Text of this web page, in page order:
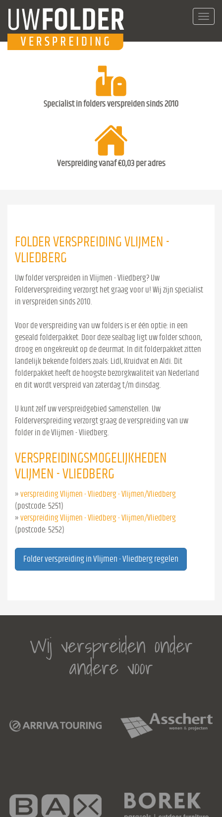
Specialist in folders verspreiden sinds 2010
Verspreiding vanaf €0,03 per adres
FOLDER VERSPREIDING VLIJMEN -
VLIEDBERG
Uw folder verspreiden in Vlijmen - Vliedberg? Uw
Folderverspreiding verzorgt het graag voor u! Wij zijn specialist
in verspreiden sinds 2010.
Voor de verspreiding van uw folders is er één optie: in een
geseald folderpakket. Door deze sealbag ligt uw folder schoon,
droog en ongekreukt op de deurmat. In dit folderpakket zitten
landelijk bekende folders zoals: Lidl, Kruidvat en Aldi. Dit
folderpakket heeft de hoogste bezorgkwaliteit van Nederland
en dit wordt verspreid van zaterdag t/m dinsdag.
U kunt zelf uw verspreidgebied samenstellen. Uw
Folderverspreiding verzorgt graag de verspreiding van uw
folder in de Vlijmen - Vliedberg.
VERSPREIDINGSMOGELIJKHEDEN
VLIJMEN - VLIEDBERG
» verspreiding Vlijmen - Vliedberg - Vlijmen/Vliedberg
(postcode: 5251)
» verspreiding Vlijmen - Vliedberg - Vlijmen/Vliedberg
(postcode: 5252)
Folder verspreiding in Vlijmen - Vliedberg regelen
Wij verspreiden onder
andere voor